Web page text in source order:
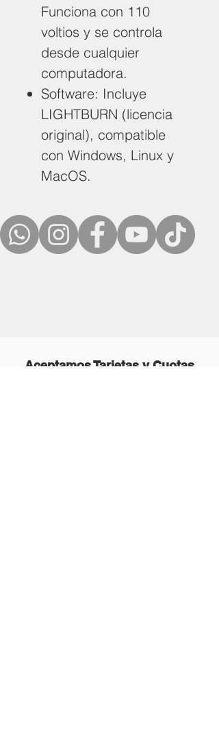
Funciona con 110
voltios y se controla
desde cualquier
computadora.
Software: Incluye
LIGHTBURN (licencia
original), compatible
con Windows, Linux y
MacOS.
Aceptamos Tarjetas y Cuotas